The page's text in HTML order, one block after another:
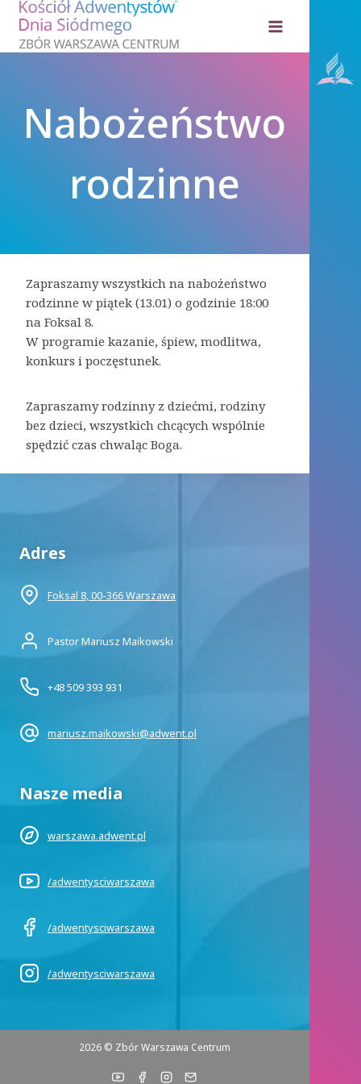
Przejdź
treści
Nabożeństwo
rodzinne
Zapraszamy wszystkich na nabożeństwo
rodzinne w piątek (13.01) o godzinie 18:00
na Foksal 8.
W programie kazanie, śpiew, modlitwa,
konkurs i poczęstunek.
Zapraszamy rodzinny z dziećmi, rodziny
bez dzieci, wszystkich chcących wspólnie
spędzić czas chwaląc Boga.
Adres
Foksal 8, 00-366 Warszawa
Pastor Mariusz Maikowski
+48 509 393 931
mariusz.maikowski@adwent.pl
Nasze media
warszawa.adwent.pl
/adwentysciwarszawa
/adwentysciwarszawa
/adwentysciwarszawa
2026 © Zbór Warszawa Centrum